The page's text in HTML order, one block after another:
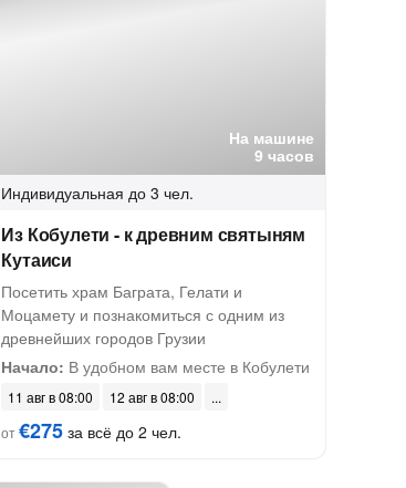
На машине
9 часов
Индивидуальная до 3 чел.
Из Кобулети - к древним святыням
Кутаиси
Посетить храм Баграта, Гелати и
Моцамету и познакомиться с одним из
древнейших городов Грузии
Начало: В удобном вам месте в Кобулети
11 авг в 08:00
12 авг в 08:00
от€275 за всё до 2 чел.